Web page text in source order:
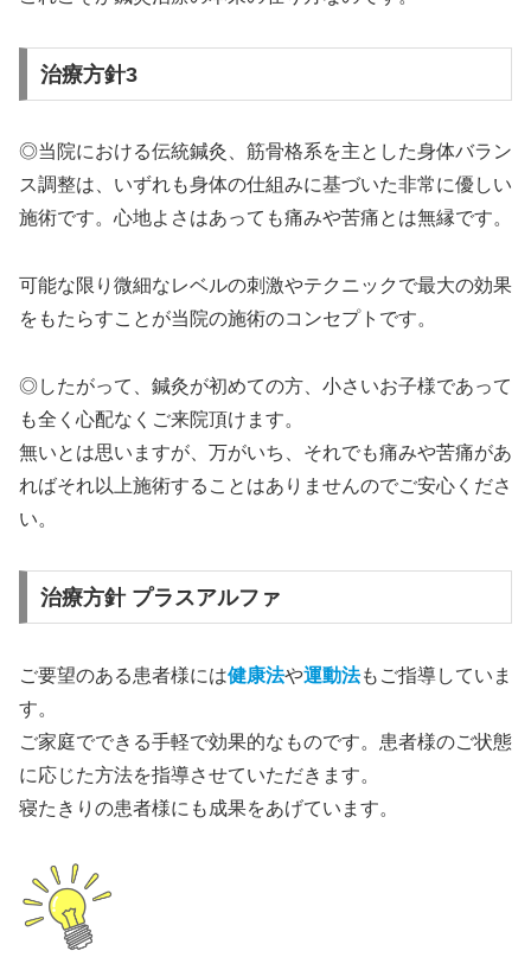
治療方針3
◎当院における伝統鍼灸、筋骨格系を主とした身体バラン
ス調整は、いずれも身体の仕組みに基づいた非常に優しい
施術です。心地よさはあっても痛みや苦痛とは無縁です。
可能な限り微細なレベルの刺激やテクニックで最大の効果
をもたらすことが当院の施術のコンセプトです。
◎したがって、鍼灸が初めての方、小さいお子様であって
も全く心配なくご来院頂けます。
無いとは思いますが、万がいち、それでも痛みや苦痛があ
ればそれ以上施術することはありませんのでご安心くださ
い。
治療方針 プラスアルファ
ご要望のある患者様には健康法や運動法もご指導していま
す。
ご家庭でできる手軽で効果的なものです。患者様のご状態
に応じた方法を指導させていただきます。
寝たきりの患者様にも成果をあげています。